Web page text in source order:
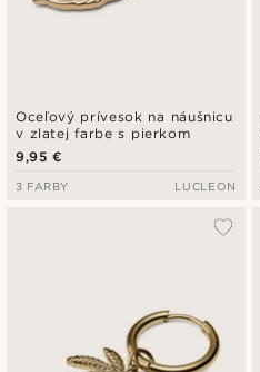
Oceľový prívesok na náušnicu
v zlatej farbe s pierkom
9,95 €
3 FARBY LUCLEON